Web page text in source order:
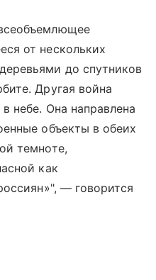
от нескольких
до спутников
Другая война
небе. Она направлена
объекты в обеих
темноте,
как
— говорится